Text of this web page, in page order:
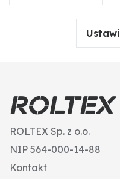
ROLTEX Sp. z o.o.
NIP 564-000-14-88
Kontakt